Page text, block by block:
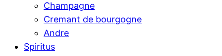
Champagne
Cremant de bourgogne
Andre
Spiritus